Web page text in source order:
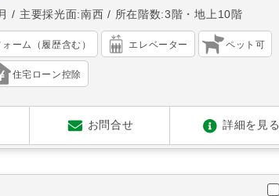
主要採光面:南西 所在階数:3階・地上10階
ォーム（履歴含む） エレベーター ペット可
住宅ローン控除
お問合せ 詳細を見る